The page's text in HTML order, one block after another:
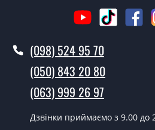
Ви робите
Так робимо. Монтаж дверних
згідно з чергою, у всі дні крім
Скільки коштує
Madrid венге панга
(098) 524 95 70
(050) 843 20 80
(063) 999 26 97
Дзвінки приймаємо з 9.00 до